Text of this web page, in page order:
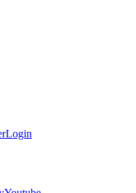
Login